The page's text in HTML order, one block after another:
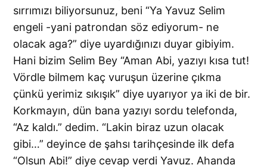
sırrımızı biliyorsunuz, beni “Ya Yavuz Selim
engeli -yani patrondan söz ediyorum- ne
olacak aga?” diye uyardığınızı duyar gibiyim.
Hani bizim Selim Bey “Aman Abi, yazıyı kısa tut!
Vördle bilmem kaç vuruşun üzerine çıkma
çünkü yerimiz sıkışık” diye uyarıyor ya iki de bir.
Korkmayın, dün bana yazıyı sordu telefonda,
“Az kaldı.” dedim. “Lakin biraz uzun olacak
gibi…” deyince de şahsı tarihçesinde ilk defa
“Olsun Abi!” diye cevap verdi Yavuz. Ahanda